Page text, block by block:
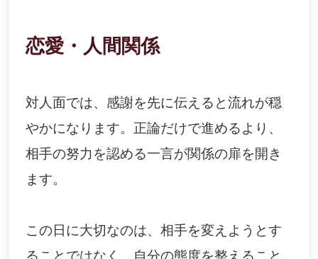
恋愛・人間関係
対人面では、感謝を先に伝えると流れが穏
やかになります。正論だけで進めるより、
相手の努力を認める一言が関係の扉を開き
ます。
この日に大切なのは、相手を変えようとす
ることではなく、自分の態度を整えること